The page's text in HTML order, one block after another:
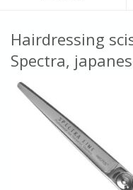
Hairdressing
Spectra,